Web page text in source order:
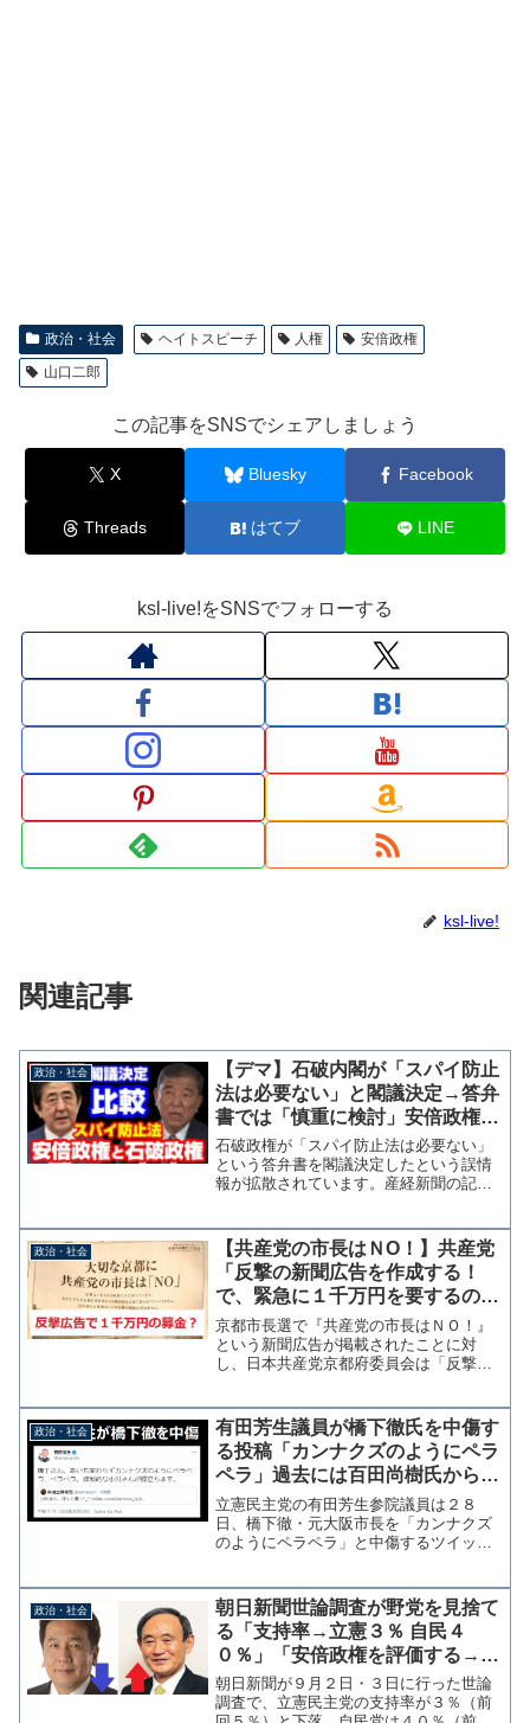
政治・社会 ヘイトスピーチ 人権
安倍政権
山口二郎
この記事をSNSでシェアしましょう
X Bluesky Facebook
Threads はてブ LINE
ksl-live!をSNSでフォローする
ksl-live!
関連記事
政治・社会
【デマ】石破内閣が「スパイ防止
法は必要ない」と閣議決定→答弁
書では「慎重に検討」安倍政権で
も同様の答弁【KSLチャンネル】
石破政権が「スパイ防止法は必要ない」
という答弁書を閣議決定したという誤情
報が拡散されています。産経新聞の記事
たことが発端ですが、実際の答弁書には
「スパイ防止法を必要とし...
政治・社会
【共産党の市長はＮO！】共産党
「反撃の新聞広告を作成する！
で、緊急に１千万円を要するので
募金をお願いします」
京都市長選で『共産党の市長はＮＯ！』
という新聞広告が掲載されたことに対
し、日本共産党京都府委員会は「反撃の
それに伴い緊急で１千万の募金を集める
という。「良識を疑う。ヘイ...
政治・社会
有田芳生議員が橋下徹氏を中傷す
る投稿「カンナクズのようにペラ
ペラ」過去には百田尚樹氏からも
指摘された言葉
立憲民主党の有田芳生参院議員は２８
日、橋下徹・元大阪市長を「カンナクズ
のようにペラペラ」と中傷するツイッタ
淳也衆院議員と橋下氏が議論するテレビ
番組の様子を引用した弁護士...
政治・社会
朝日新聞世論調査が野党を見捨て
る「支持率→立憲３％ 自民４
０％」「安倍政権を評価する→７
０％」「次の首相にふさわしいの
は？→菅ちゃん３８％でトップ」
朝日新聞が９月２日・３日に行った世論
調査で、立憲民主党の支持率が３％（前